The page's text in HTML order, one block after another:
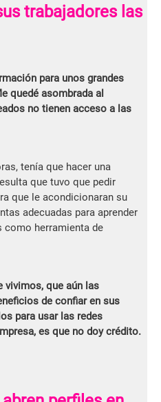
trabajadores las
para unos grandes
quedé asombrada al
no tienen acceso a las
tenía que hacer una
que tuvo que pedir
que le acondicionaran su
adecuadas para aprender
como herramienta de
vivimos, que aún las
de confiar en sus
para usar las redes
es que no doy crédito.